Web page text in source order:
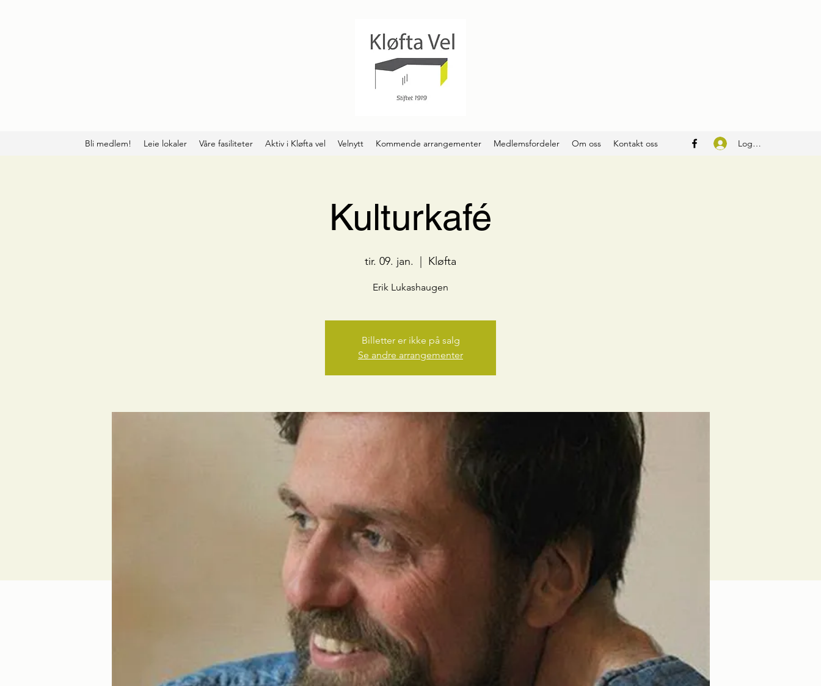
Bli medlem! Leie lokaler Våre fasiliteter Aktiv i Kløfta vel Velnytt Kommende arrangementer Medlemsfordeler Om oss Kontakt oss Logg inn
Kulturkafé
tir. 09. jan. Kløfta
Erik Lukashaugen
Billetter er ikke på salg
Se andre arrangementer